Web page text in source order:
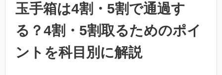
玉手箱は4割・5割で通過す
る？4割・5割取るためのポイ
ントを科目別に解説